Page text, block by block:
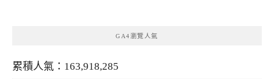
GA4瀏覽人氣
累積人氣：163,918,285